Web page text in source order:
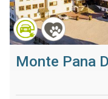
Monte Pana